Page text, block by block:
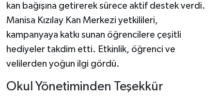
kan bağışına getirerek sürece aktif destek verdi.
Manisa Kızılay Kan Merkezi yetkilileri,
kampanyaya katkı sunan öğrencilere çeşitli
hediyeler takdim etti. Etkinlik, öğrenci ve
velilerden yoğun ilgi gördü.
Okul Yönetiminden Teşekkür